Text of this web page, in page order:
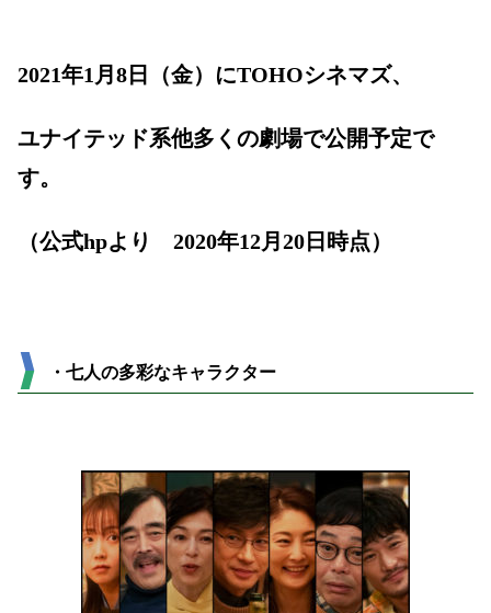
2021年1月8日（金）にTOHOシネマズ、
ユナイテッド系他多くの劇場で公開予定で
す。
（公式hpより 2020年12月20日時点）
・七人の多彩なキャラクター